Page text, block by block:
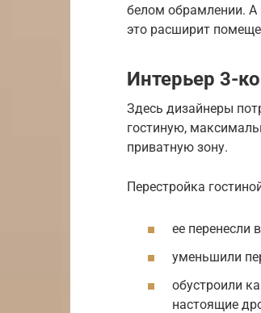
белом обрамлении.
это расширит
Интерьер 3-
Здесь дизайнеры
гостиную,
приватную зону.
Перестройка
ее перенесли
уменьшили
обустроили
настоящие